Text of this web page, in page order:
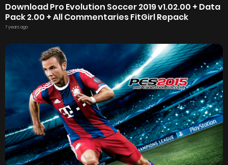
Download Pro Evolution Soccer 2019 v1.02.00 + Data
Pack 2.00 + All Commentaries FitGirl Repack
7 years ago